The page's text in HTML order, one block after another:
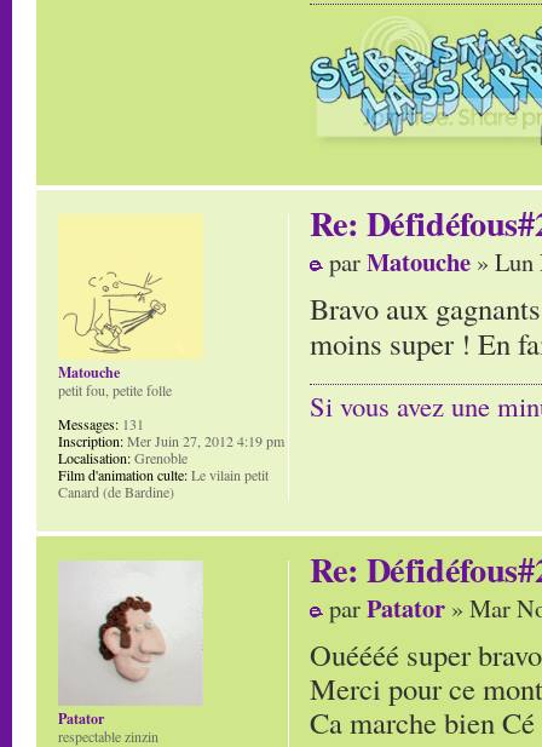
Re:
parMatouche » Lun
Bravo aux
moins super ! En
Si vous avez une
Matouche
petit fou, petite folle
Messages: 131
Inscription:Mer Juin 27, 2012 4:19 pm
Localisation:Grenoble
Film d'animation culte:Le vilain petit
Canard (de Bardine)
Re:
parPatator » Mar
Ouéééé super
Merci pour ce
Ca marche bien
Patator
respectable zinzin